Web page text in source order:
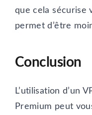
que cela sécurise
permet d’être
Conclusion
L’utilisation d’un
Premium peut